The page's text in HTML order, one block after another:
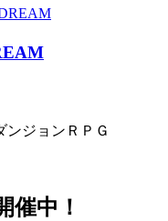
ンジョンＲＰＧ
催中！